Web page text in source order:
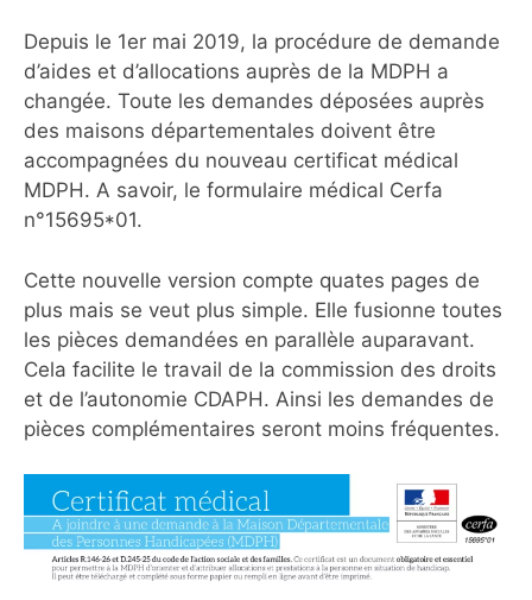
Depuis le 1er mai 2019, la procédure de demande
d’aides et d’allocations auprès de la MDPH a
changée. Toute les demandes déposées auprès
des maisons départementales doivent être
accompagnées du nouveau certificat médical
MDPH. A savoir, le formulaire médical Cerfa
n°15695*01.
Cette nouvelle version compte quates pages de
plus mais se veut plus simple. Elle fusionne toutes
les pièces demandées en parallèle auparavant.
Cela facilite le travail de la commission des droits
et de l’autonomie CDAPH. Ainsi les demandes de
pièces complémentaires seront moins fréquentes.